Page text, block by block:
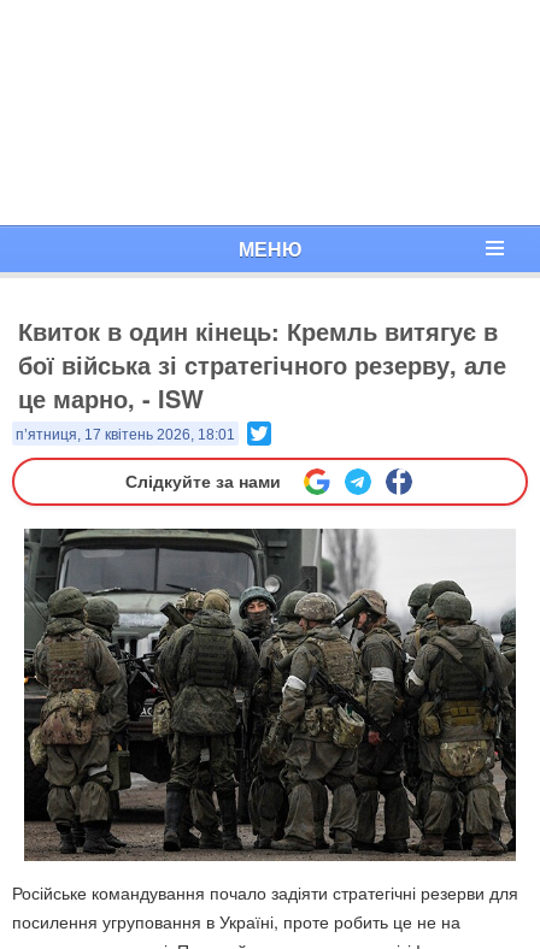
МЕНЮ
Квиток в один кінець: Кремль витягує в
бої війська зі стратегічного резерву, але
це марно, - ISW
п’ятниця, 17 квітень 2026, 18:01
Слідкуйте за нами
Російське командування почало задіяти стратегічні резерви для
посилення угруповання в Україні, проте робить це не на